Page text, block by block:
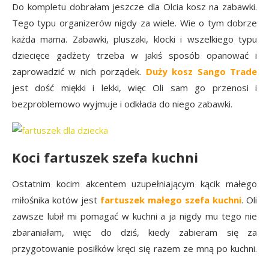
Do kompletu dobrałam jeszcze dla Olcia kosz na zabawki.
Tego typu organizerów nigdy za wiele. Wie o tym dobrze
każda mama. Zabawki, pluszaki, klocki i wszelkiego typu
dziecięce gadżety trzeba w jakiś sposób opanować i
zaprowadzić w nich porządek. Duży kosz Sango Trade
jest dość miękki i lekki, więc Oli sam go przenosi i
bezproblemowo wyjmuje i odkłada do niego zabawki.
Koci fartuszek szefa kuchni
Ostatnim kocim akcentem uzupełniającym kącik małego
miłośnika kotów jest fartuszek małego szefa kuchni. Oli
zawsze lubił mi pomagać w kuchni a ja nigdy mu tego nie
zbaraniałam, więc do dziś, kiedy zabieram się za
przygotowanie posiłków kręci się razem ze mną po kuchni.